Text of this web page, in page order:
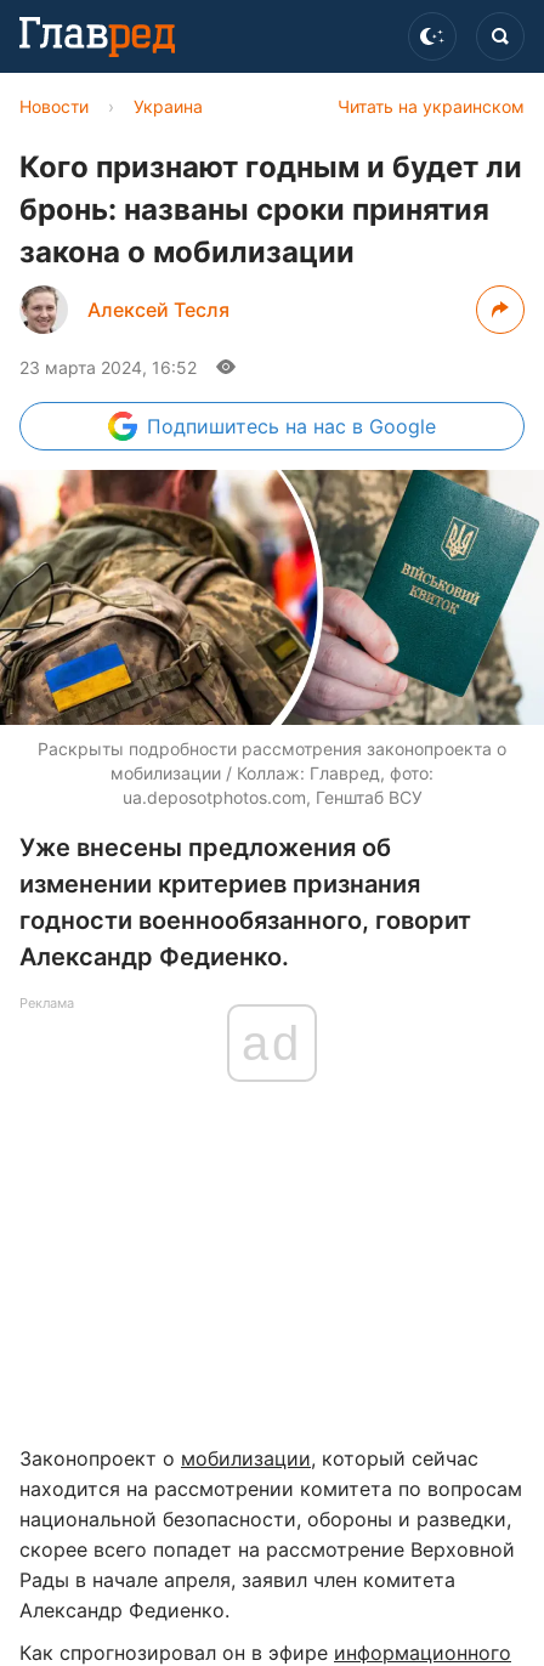
Читать на украинском
Новости › Украина
Кого признают годным и будет ли
бронь: названы сроки принятия
закона о мобилизации
Алексей Тесля
23 марта 2024, 16:52
Подпишитесь на нас в Google
Раскрыты подробности рассмотрения законопроекта о
мобилизации / Коллаж: Главред, фото:
ua.deposotphotos.com, Генштаб ВСУ
Уже внесены предложения об
изменении критериев признания
годности военнообязанного, говорит
Александр Федиенко.
Реклама
ad
Законопроект о мобилизации, который сейчас
находится на рассмотрении комитета по вопросам
национальной безопасности, обороны и разведки,
скорее всего попадет на рассмотрение Верховной
Рады в начале апреля, заявил член комитета
Александр Федиенко.
Как спрогнозировал он в эфире информационного